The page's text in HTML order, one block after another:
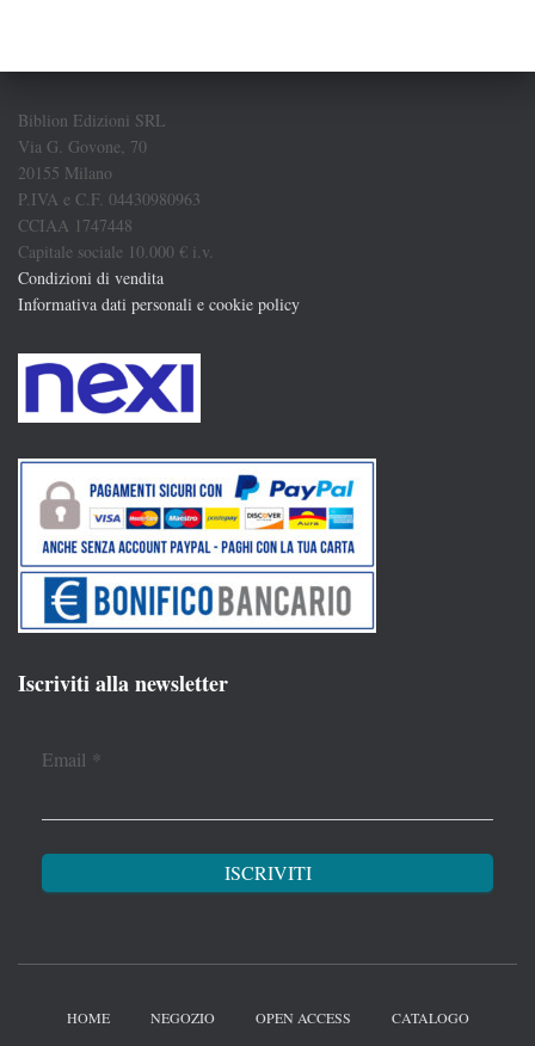
Biblion Edizioni SRL
Via G. Govone, 70
20155 Milano
P.IVA e C.F. 04430980963
CCIAA 1747448
Capitale sociale 10.000 € i.v.
Condizioni di vendita
Informativa dati personali e cookie policy
Iscriviti alla newsletter
Email *
HOME NEGOZIO OPEN ACCESS CATALOGO